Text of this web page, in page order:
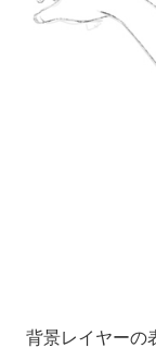
背景レイヤーの